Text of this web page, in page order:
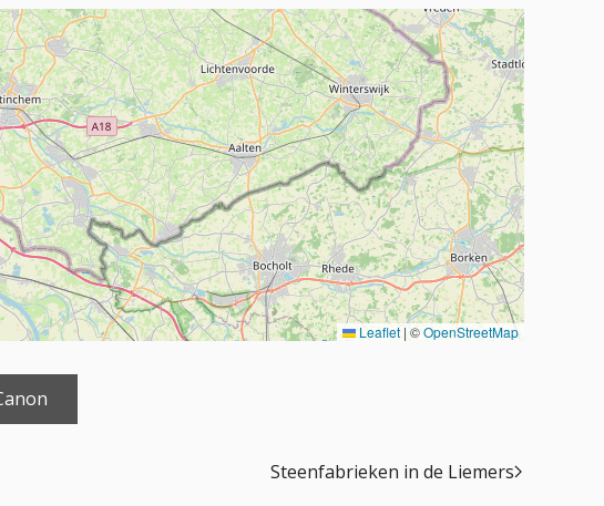
Leaflet | ©OpenStreetMap
Steenfabrieken in de Liemers